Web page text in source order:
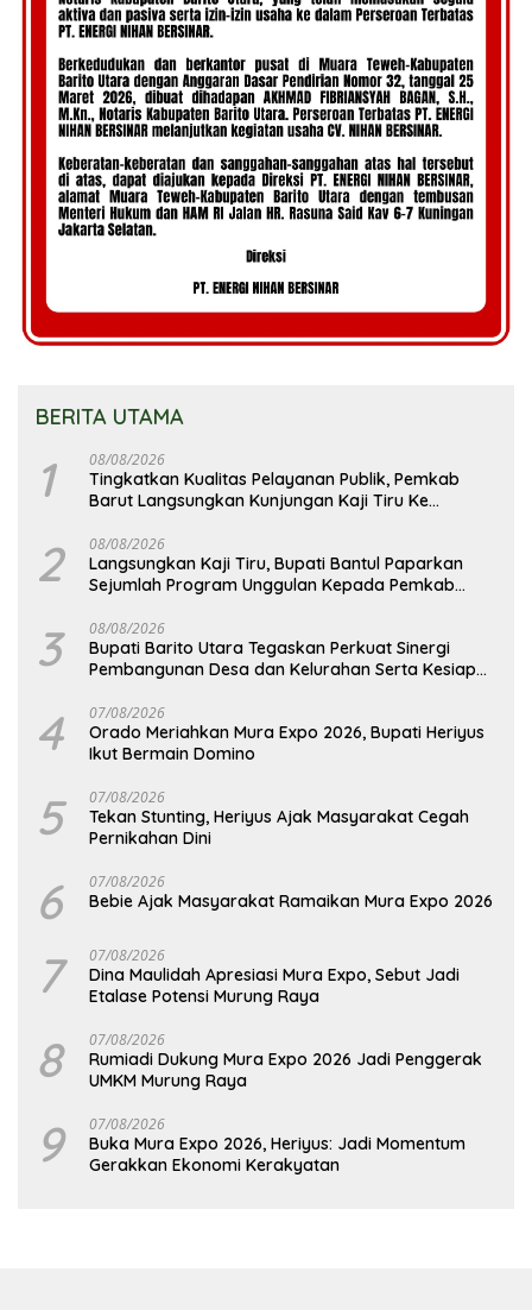
BERITA UTAMA
1 08/08/2026
Tingkatkan Kualitas Pelayanan Publik, Pemkab
Barut Langsungkan Kunjungan Kaji Tiru Ke
2 08/08/2026
Langsungkan Kaji Tiru, Bupati Bantul Paparkan
Sejumlah Program Unggulan Kepada Pemkab
3 08/08/2026
Bupati Barito Utara Tegaskan Perkuat Sinergi
Pembangunan Desa dan Kelurahan Serta Kesiapan
4 07/08/2026
Orado Meriahkan Mura Expo 2026, Bupati Heriyus
Ikut Bermain Domino
5 07/08/2026
Tekan Stunting, Heriyus Ajak Masyarakat Cegah
Pernikahan Dini
6 07/08/2026
Bebie Ajak Masyarakat Ramaikan Mura Expo 2026
7 07/08/2026
Dina Maulidah Apresiasi Mura Expo, Sebut Jadi
Etalase Potensi Murung Raya
8 07/08/2026
Rumiadi Dukung Mura Expo 2026 Jadi Penggerak
UMKM Murung Raya
9 07/08/2026
Buka Mura Expo 2026, Heriyus: Jadi Momentum
Gerakkan Ekonomi Kerakyatan